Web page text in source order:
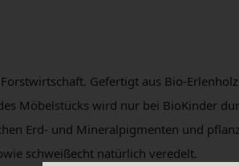
Gefertigt aus Bio-
Möbelstücks wird nur bei BioKinder
Erd- und Mineralpigmenten und
schweißecht natürlich veredelt.